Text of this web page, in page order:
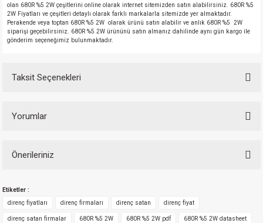
olan 680R %5 2W çeşitlerini online olarak internet sitemizden satın alabilirsiniz. 680R %5
2W Fiyatları ve çeşitleri detaylı olarak farklı markalarla sitemizde yer almaktadır.
Perakende veya toptan 680R %5 2W olarak ürünü satın alabilir ve anlık 680R %5 2W
siparişi geçebilirsiniz. 680R %5 2W ürününü satın almanız dahilinde aynı gün kargo ile
gönderim seçeneğimiz bulunmaktadır.
Taksit Seçenekleri
Yorumlar
Önerileriniz
yetersiz gördüğünüz noktaları öneri formunu kullanarak tarafımıza
iletebilirsiniz.
Görüş ve önerileriniz için teşekkür ederiz.
Etiketler :
direnç fiyatları
direnç firmaları direnç satan direnç fiyat
direnç satan firmalar 680R %5 2W 680R %5 2W pdf 680R %5 2W datasheet